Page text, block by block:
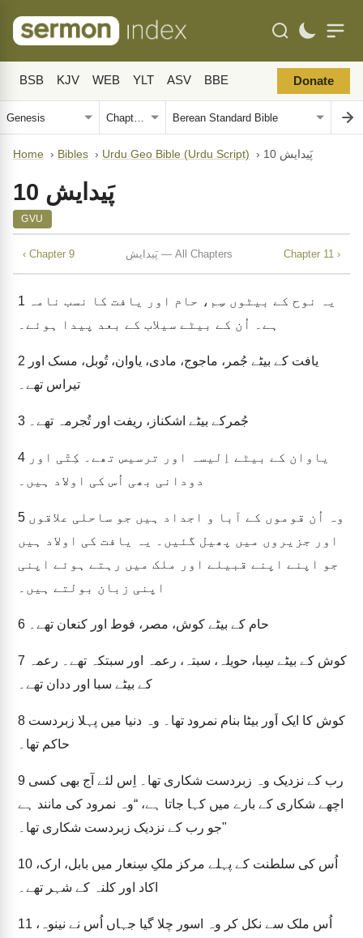
BSB KJV WEB YLT ASV BBE Donate
Home › Bibles › Urdu Geo Bible (Urdu Script) › پَیدایش 10
پَیدایش 10
GVU
‹ Chapter 9 پَیدایش — All Chapters Chapter 11 ›
1
ہے۔ اُن کے بیٹے سیلاب کے بعد پیدا ہوئے۔
2
تیراس تھے۔
3 جُمرکے بیٹے اشکناز، ریفت اور تُجرمہ تھے۔
4
دودانی بھی اُس کی اولاد ہیں۔
5
اور جزیروں میں پھیل گئیں۔ یہ یافت کی اولاد ہیں
جو اپنے اپنے قبیلے اور ملک میں رہتے ہوئے اپنی
اپنی زبان بولتے ہیں۔
6 حام کے بیٹے کوش، مصر، فوط اور کنعان تھے۔
7
کے بیٹے سبا اور ددان تھے۔
8
حاکم تھا۔
9
اچھے شکاری کے بارے میں کہا جاتا ہے، “وہ نمرود کی مانند ہے
جو رب کے نزدیک زبردست شکاری تھا۔"
10
اکاد اور کلنہ کے شہر تھے۔
11